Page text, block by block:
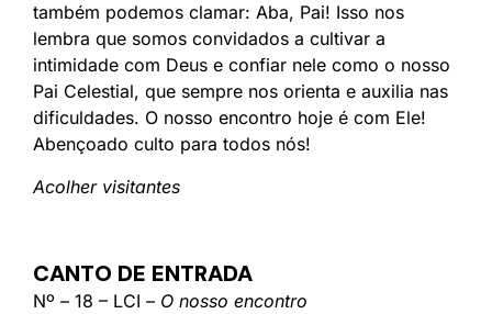
também podemos clamar: Aba, Pai! Isso nos
lembra que somos convidados a cultivar a
intimidade com Deus e confiar nele como o nosso
Pai Celestial, que sempre nos orienta e auxilia nas
dificuldades. O nosso encontro hoje é com Ele!
Abençoado culto para todos nós!
Acolher visitantes
CANTO DE ENTRADA
Nº – 18 – LCI – O nosso encontro